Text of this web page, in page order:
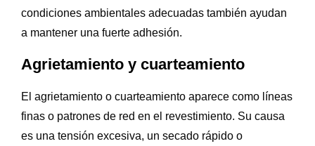
condiciones ambientales adecuadas también ayudan
a mantener una fuerte adhesión.
Agrietamiento y cuarteamiento
El agrietamiento o cuarteamiento aparece como líneas
finas o patrones de red en el revestimiento. Su causa
es una tensión excesiva, un secado rápido o